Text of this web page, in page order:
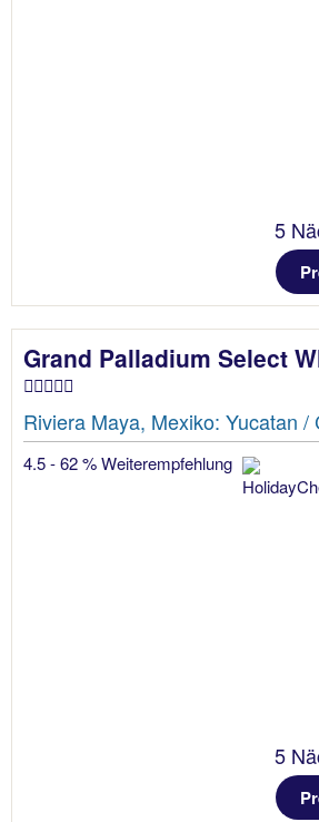
5
Grand Palladium Select
Riviera Maya, Mexiko: Yucatan /
4.5 - 62 % Weiterempfehlung
5